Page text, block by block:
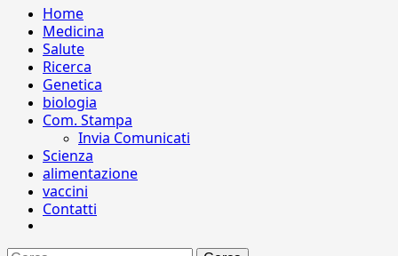
Home
Medicina
Salute
Ricerca
Genetica
biologia
Com. Stampa
Invia Comunicati
Scienza
alimentazione
vaccini
Contatti